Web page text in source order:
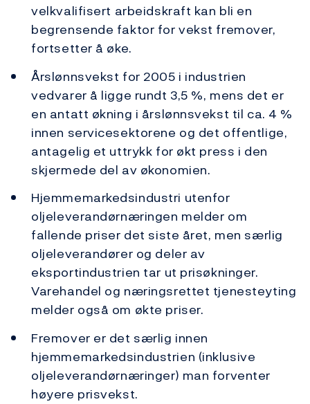
velkvalifisert arbeidskraft kan bli en
begrensende faktor for vekst fremover,
fortsetter å øke.
Årslønnsvekst for 2005 i industrien
vedvarer å ligge rundt 3,5 %, mens det er
en antatt økning i årslønnsvekst til ca. 4 %
innen servicesektorene og det offentlige,
antagelig et uttrykk for økt press i den
skjermede del av økonomien.
Hjemmemarkedsindustri utenfor
oljeleverandørnæringen melder om
fallende priser det siste året, men særlig
oljeleverandører og deler av
eksportindustrien tar ut prisøkninger.
Varehandel og næringsrettet tjenesteyting
melder også om økte priser.
Fremover er det særlig innen
hjemmemarkedsindustrien (inklusive
oljeleverandørnæringer) man forventer
høyere prisvekst.